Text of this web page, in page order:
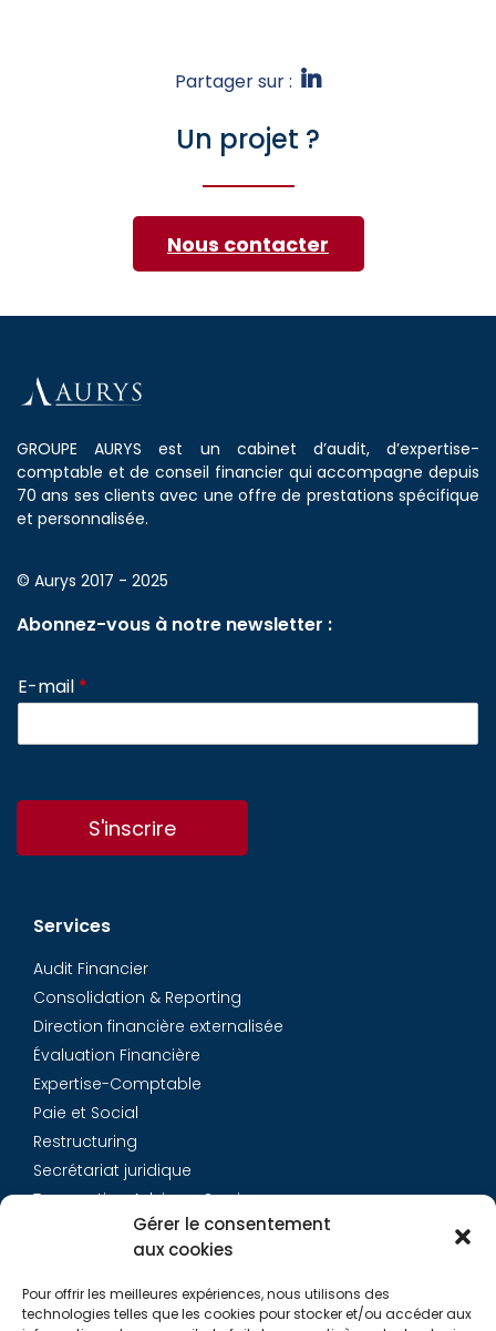
Gérer le consentement
aux cookies
Pour offrir les meilleures expériences, nous utilisons des
technologies telles que les cookies pour stocker et/ou accéder aux
Partager sur :
Un projet ?
Nous contacter
GROUPE AURYS est un cabinet d’audit, d’expertise-
comptable et de conseil financier qui accompagne depuis
70 ans ses clients avec une offre de prestations spécifique
et personnalisée.
© Aurys 2017 - 2025
Abonnez-vous à notre newsletter :
E-mail *
S'inscrire
Services
Audit Financier
Consolidation & Reporting
Direction financière externalisée
Évaluation Financière
Expertise-Comptable
Paie et Social
Restructuring
Secrétariat juridique
Transaction Advisory Services
Équipe